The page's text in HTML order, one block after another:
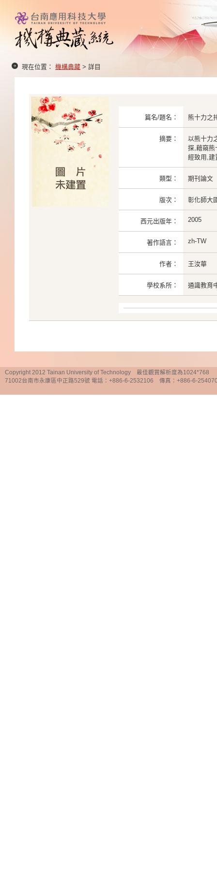
現在位置： 機構典藏 > 詳目
篇名/題名： 熊十力之
摘要：
以熊十力
探,藉窺熊
經致用,建
類型： 期刊論文
版次： 彰化師大
西元出版年： 2005
著作語言： zh-TW
作者： 王汝華
學校系所： 通識教育
Copyright 2012 Tainan University of Technology 最佳觀賞解析度為1024*768
71002台南市永康區中正路529號 電話：+886-6-2532106 傳真：+886-6-